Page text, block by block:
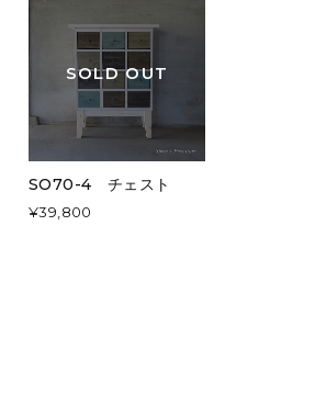
SOLD OUT
SO70-4 チェスト
¥39,800